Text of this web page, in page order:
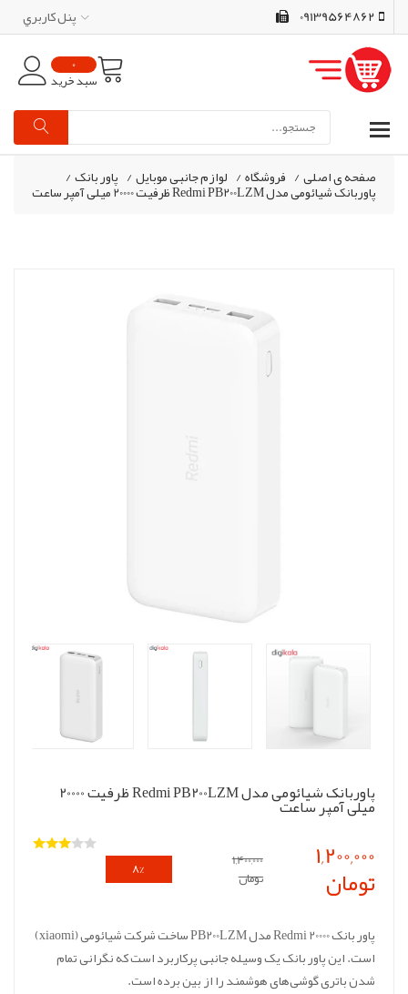
09139564862 پنل کاربري
0
سبد خرید
صفحه ی اصلی/ فروشگاه/ لوازم جانبی موبایل/ پاور بانک/
پاوربانک شیائومی مدل Redmi PB200LZM ظرفیت 20000 میلی آمپر ساعت
پاوربانک شیائومی مدل Redmi PB200LZM ظرفیت 20000 میلی آمپر ساعت
1,200,000
تومان 1,400,000
تومان
8%
پاور بانک 20000 Redmi مدل PB200LZM ساخت شرکت شیائومی (xiaomi)
است. این پاور بانک یک وسیله جانبی پرکاربرد است که نگرانی تمام
شدن باتری گوشی‌های هوشمند را از بین برده است.